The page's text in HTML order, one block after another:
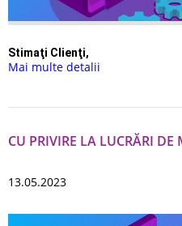
Stimaţi Сlienţi,
Mai multe detalii
CU PRIVIRE LA LUCRĂRI
13.05.2023